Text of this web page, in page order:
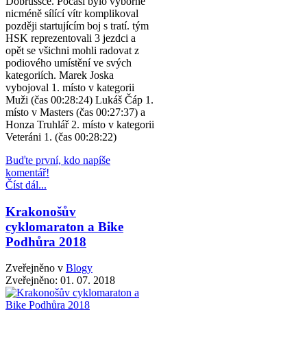
nicméně sílící vítr komplikoval
později startujícím boj s tratí. tým
HSK reprezentovali 3 jezdci a
opět se všichni mohli radovat z
podiového umístění ve svých
kategoriích. Marek Joska
vybojoval 1. místo v kategorii
Muži (čas 00:28:24) Lukáš Čáp 1.
místo v Masters (čas 00:27:37) a
Honza Truhlář 2. místo v kategorii
Veteráni 1. (čas 00:28:22)
Buďte první, kdo napíše
komentář!
Číst dál...
Krakonošův
cyklomaraton a Bike
Podhůra 2018
Zveřejněno v Blogy
Zveřejněno: 01. 07. 2018